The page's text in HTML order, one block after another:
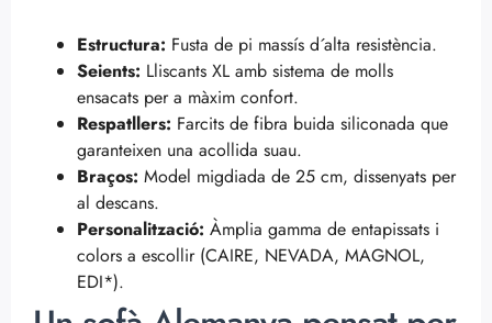
Estructura: Fusta de pi massís d´alta resistència.
Seients: Lliscants XL amb sistema de molls
ensacats per a màxim confort.
Respatllers: Farcits de fibra buida siliconada que
garanteixen una acollida suau.
Braços: Model migdiada de 25 cm, dissenyats per
al descans.
Personalització: Àmplia gamma de entapissats i
colors a escollir (CAIRE, NEVADA, MAGNOL,
EDI*).